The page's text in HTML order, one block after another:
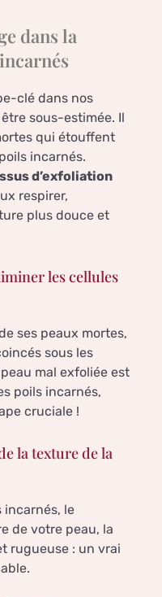
dans la
clé dans nos
sous-estimée. Il
qui étouffent
incarnés.
d’exfoliation
respirer,
plus douce et
les cellules
ses peaux mortes,
sous les
mal exfoliée est
poils incarnés,
cruciale !
la texture de la
incarnés, le
de votre peau, la
rugueuse : un vrai